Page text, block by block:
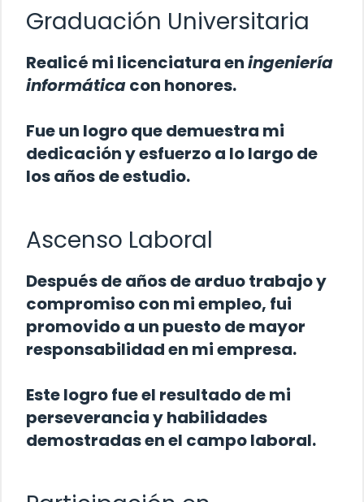
Graduación Universitaria
Realicé mi licenciatura eningeniería
informáticacon honores.
Fue un logro que demuestra mi
dedicación y esfuerzo a lo largo de
los años de estudio.
Ascenso Laboral
Después de años de arduo trabajo y
compromiso con mi empleo, fui
promovido a un puesto de mayor
responsabilidad en mi empresa.
Este logro fue el resultado de mi
perseverancia y habilidades
demostradas en el campo laboral.